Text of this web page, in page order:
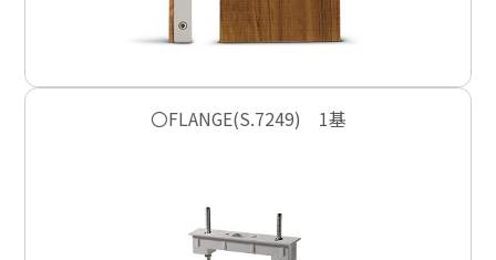
〇FLANGE(S.7249) 1基